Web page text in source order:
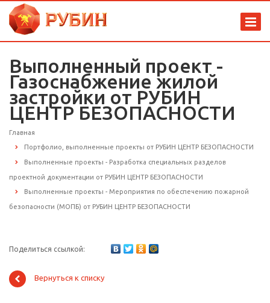
Выполненный проект -
Газоснабжение жилой
застройки от РУБИН
ЦЕНТР БЕЗОПАСНОСТИ
Главная
Портфолио, выполненные проекты от РУБИН ЦЕНТР БЕЗОПАСНОСТИ
Выполненные проекты - Разработка специальных разделов
проектной документации от РУБИН ЦЕНТР БЕЗОПАСНОСТИ
Выполненные проекты - Мероприятия по обеспечению пожарной
безопасности (МОПБ) от РУБИН ЦЕНТР БЕЗОПАСНОСТИ
Поделиться ссылкой:
Вернуться к списку